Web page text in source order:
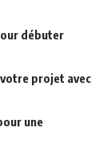
débuter
projet avec
une